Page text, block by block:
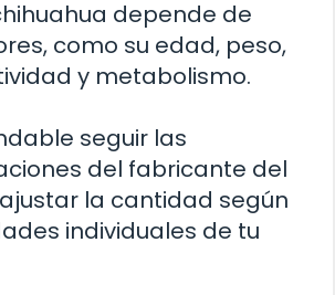
depende de
como su edad, peso,
y metabolismo.
seguir las
del fabricante del
la cantidad según
individuales de tu